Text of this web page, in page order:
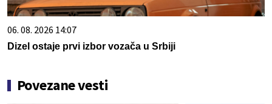
06. 08. 2026 14:07
Dizel ostaje prvi izbor vozača u Srbiji
Povezane vesti